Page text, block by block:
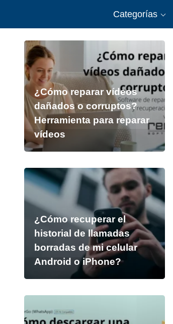
Categorías
¿Cómo reparar vídeos
dañados o corruptos?
Herramienta para reparar
vídeos
¿Cómo recuperar el
historial de llamadas
borradas de mi celular
Android o iPhone?